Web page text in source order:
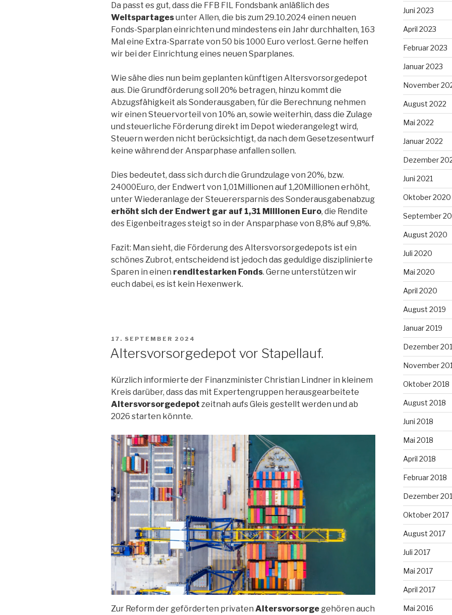
Da passt es gut, dass die FFB FIL Fondsbank anläßlich des
Weltspartagesunter Allen, die bis zum 29.10.2024 einen neuen
Fonds-Sparplan einrichten und mindestens ein Jahr durchhalten, 163
Mal eine Extra-Sparrate von 50 bis 1000 Euro verlost. Gerne helfen
wir bei der Einrichtung eines neuen Sparplanes.
Wie sähe dies nun beim geplanten künftigen Altersvorsorgedepot
aus. Die Grundförderung soll 20% betragen, hinzu kommt die
Abzugsfähigkeit als Sonderausgaben, für die Berechnung nehmen
wir einen Steuervorteil von 10% an, sowie weiterhin, dass die Zulage
und steuerliche Förderung direkt im Depot wiederangelegt wird,
Steuern werden nicht berücksichtigt, da nach dem Gesetzesentwurf
keine während der Ansparphase anfallen sollen.
Dies bedeutet, dass sich durch die Grundzulage von 20%, bzw.
24000Euro, der Endwert von 1,01Millionen auf 1,20Millionen erhöht,
unter Wiederanlage der Steuerersparnis des Sonderausgabenabzug
erhöht sich der Endwert gar auf 1,31 Millionen Euro, die Rendite
des Eigenbeitrages steigt so in der Ansparphase von 8,8% auf 9,8%.
Fazit: Man sieht, die Förderung des Altersvorsorgedepots ist ein
schönes Zubrot, entscheidend ist jedoch das geduldige disziplinierte
Sparen in einen renditestarken Fonds. Gerne unterstützen wir
euch dabei, es ist kein Hexenwerk.
VERÖFFENTLICHT
17. SEPTEMBER 2024
Altersvorsorgedepot vor Stapellauf.
Kürzlich informierte der Finanzminister Christian Lindner in kleinem
Kreis darüber, dass das mit Expertengruppen herausgearbeitete
Altersvorsorgedepot zeitnah aufs Gleis gestellt werden und ab
2026 starten könnte.
Zur Reform der geförderten privaten Altersvorsorge gehören auch
Juni 2023
April 2023
Februar 2023
Januar 2023
November
August 2022
Mai 2022
Januar 2022
Dezember
Juni 2021
Oktober 2020
September
August 2020
Juli 2020
Mai 2020
April 2020
August 2019
Januar 2019
Dezember
November
Oktober 2018
August 2018
Juni 2018
Mai 2018
April 2018
Februar 2018
Dezember
Oktober 2017
August 2017
Juli 2017
Mai 2017
April 2017
Mai 2016